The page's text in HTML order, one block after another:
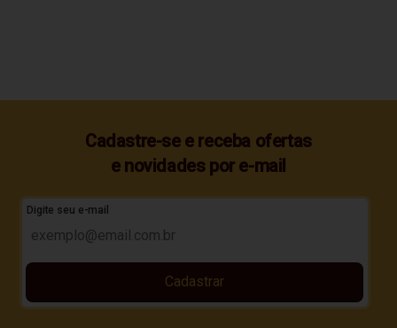
Cadastre-se e receba ofertas
e novidades por e-mail
Digite seu e-mail
Cadastrar